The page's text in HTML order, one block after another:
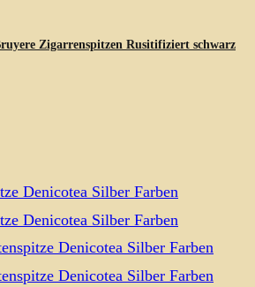
Zigarrenspitzen Rusitifiziert schwarz